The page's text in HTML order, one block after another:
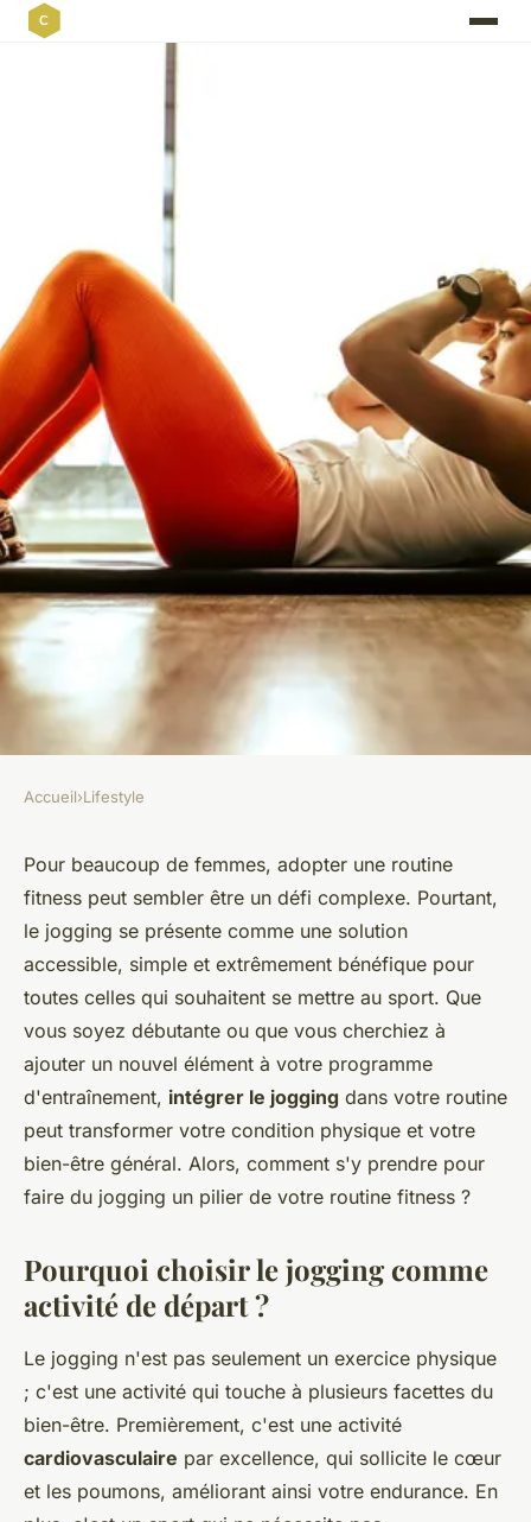
LIFESTYLE
Comment intégrer le jogging
dans une routine fitness pour
débutants?
Côme• 19 juin 2024•6 min de lecture
Accueil›Lifestyle
Pour beaucoup de femmes, adopter une routine
fitness peut sembler être un défi complexe. Pourtant,
le jogging se présente comme une solution
accessible, simple et extrêmement bénéfique pour
toutes celles qui souhaitent se mettre au sport. Que
vous soyez débutante ou que vous cherchiez à
ajouter un nouvel élément à votre programme
d'entraînement, intégrer le jogging dans votre routine
peut transformer votre condition physique et votre
bien-être général. Alors, comment s'y prendre pour
faire du jogging un pilier de votre routine fitness ?
Pourquoi choisir le jogging comme
activité de départ ?
Le jogging n'est pas seulement un exercice physique
; c'est une activité qui touche à plusieurs facettes du
bien-être. Premièrement, c'est une activité
cardiovasculaire par excellence, qui sollicite le cœur
et les poumons, améliorant ainsi votre endurance. En